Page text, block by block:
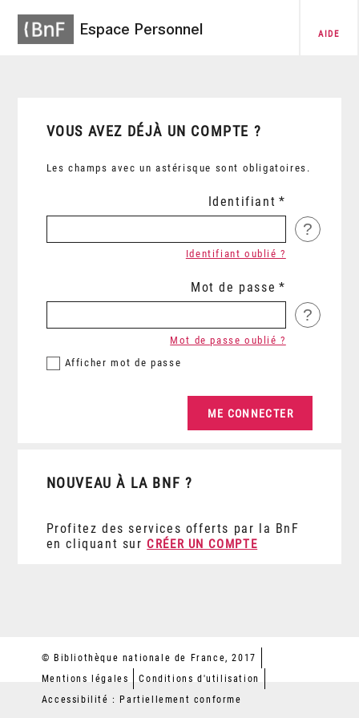
Espace Personnel AIDE
VOUS AVEZ DÉJÀ UN COMPTE ?
Les champs avec un astérisque sont obligatoires.
Identifiant
?
Identifiant oublié ?
Mot de passe
?
Afficher mot de passe
Mot de passe oublié ?
NOUVEAU À LA BNF ?
Profitez des services offerts par la BnF
en cliquant sur CRÉER UN COMPTE
© Bibliothèque nationale de France, 2017
Mentions légales
Conditions d'utilisation
Accessibilité : Partiellement conforme